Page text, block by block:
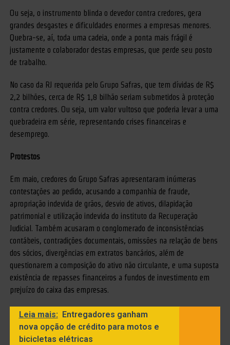
Ou seja, o instrumento blinda o devedor contra credores, gera
grandes desgastes e dificuldades enormes a empresas menores.
Quebra-se, aí, toda uma cadeia, onde a ponta mais frágil é
justamente o colaborador destas empresas, que perde seu posto
de trabalho.
No caso da RJ requerida pelo Grupo Safras, que tem dívidas de R$
2,2 bilhões, cerca de R$ 1,8 bilhão seriam submetidos à proteção
contra credores. Ou seja, um valor vultoso que poderia levar a uma
quebradeira em série, representando crises financeiras e
desemprego.
Protestos
Em maio, credores do Grupo Safras apresentaram inúmeras
contestações ao pedido, acusando a companhia de fraude,
apropriação indevida de grãos, desvio de ativos, dilapidação
patrimonial e utilização indevida do instituto da Recuperação
Judicial. Também acusaram o conglomerado de inconsistências
contábeis, contradições documentais, omissões na relação de bens
dos sócios, divergências em extratos bancários, além de
questionarem a composição do ativo não circulante, e uma suposta
existência de repasses financeiros a fundos de investimento em
prejuízo do caixa das empresas.
Leia mais:
Entregadores ganham
nova opção de crédito para motos e
bicicletas elétricas